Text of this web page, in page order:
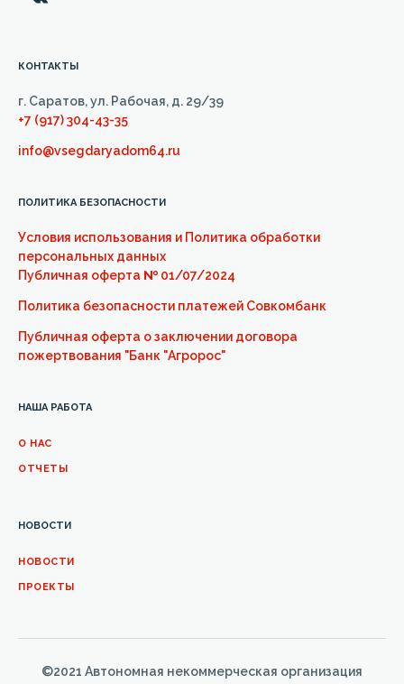
КОНТАКТЫ
г. Саратов, ул. Рабочая, д. 29/39
+7 (917) 304-43-35
info@vsegdaryadom64.ru
НАША РАБОТА
О НАС
ОТЧЕТЫ
НОВОСТИ
НОВОСТИ
ПРОЕКТЫ
ПОЛИТИКА БЕЗОПАСНОСТИ
Условия использования и Политика обработки
персональных данных
Публичная оферта № 01/07/2024
Политика безопасности платежей Совкомбанк
Публичная оферта о заключении договора
пожертвования "Банк "Агророс"
©2021 Автономная некоммерческая организация